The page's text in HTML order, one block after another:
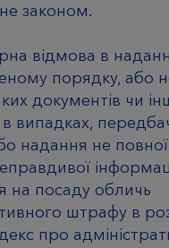
законом.
відмова в
порядку, або
документів чи
в випадках,
надання не
на посаду обличь
штрафу в
про